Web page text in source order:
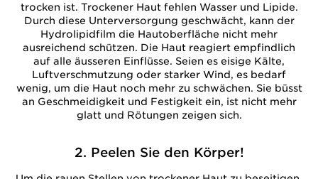
trocken ist. Trockener Haut fehlen Wasser und Lipide.
Durch diese Unterversorgung geschwächt, kann der
Hydrolipidfilm die Hautoberfläche nicht mehr
ausreichend schützen. Die Haut reagiert empfindlich
auf alle äusseren Einflüsse. Seien es eisige Kälte,
Luftverschmutzung oder starker Wind, es bedarf
wenig, um die Haut noch mehr zu schwächen. Sie büsst
an Geschmeidigkeit und Festigkeit ein, ist nicht mehr
glatt und Rötungen zeigen sich.
2. Peelen Sie den Körper!